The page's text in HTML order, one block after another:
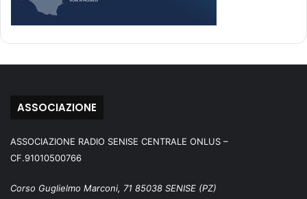
ASSOCIAZIONE
ASSOCIAZIONE RADIO SENISE CENTRALE ONLUS –
CF.91010500766
Corso Guglielmo Marconi, 71 85038 SENISE (PZ)